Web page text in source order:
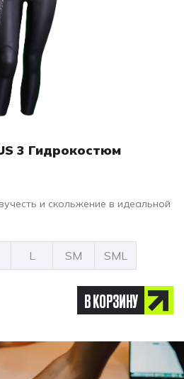
3 Гидрокостюм
и скольжение в идеальной
L SM SML
В КОРЗИНУ